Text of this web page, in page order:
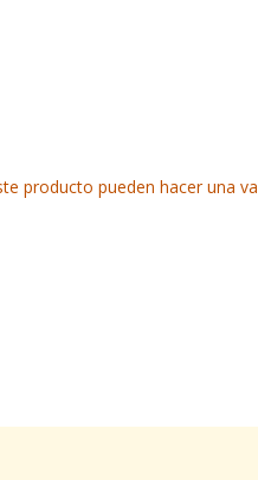
producto pueden hacer una